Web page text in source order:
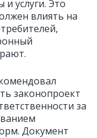
услуги. Это
влиять на
законопроект
за
Документ